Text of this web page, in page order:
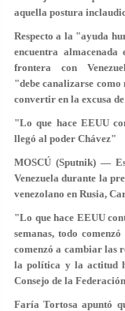
aquella postura
Respecto a la "ayuda
encuentra
frontera con
"debe canalizarse
convertir en la excusa
"Lo que hace EEUU
llegó al poder Chávez"
MOSCÚ (Sputnik) —
Venezuela durante la
venezolano en Rusia,
"Lo que hace EEUU
semanas, todo
comenzó a cambiar las
la política y la actitud
Consejo de la
Faría Tortosa apuntó